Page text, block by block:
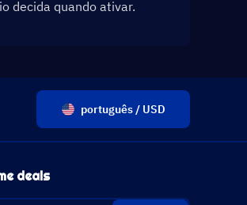
decida quando ativar.
português / USD
deals